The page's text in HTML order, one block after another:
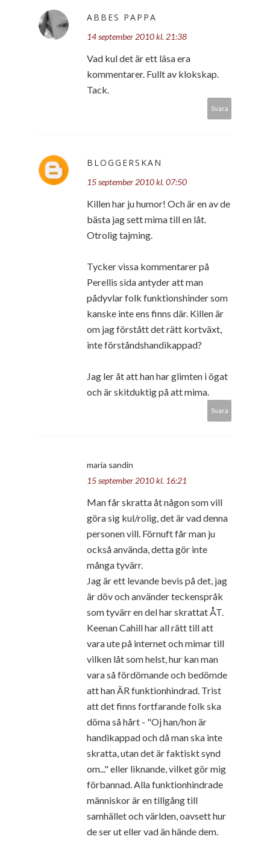
ABBES PAPPA
14 september 2010 kl. 21:38
Vad kul det är ett läsa era
kommentarer. Fullt av klokskap.
Tack.
Svara
BLOGGERSKAN
15 september 2010 kl. 07:50
Killen har ju humor! Och är en av de
bästa jag sett mima till en låt.
Otrolig tajming.
Tycker vissa kommentarer på
Perellis sida antyder att man
pådyvlar folk funktionshinder som
kanske inte ens finns där. Killen är
om jag förstått det rätt kortväxt,
inte förståndshandikappad?
Jag ler åt att han har glimten i ögat
och är skitduktig på att mima.
Svara
maria sandin
15 september 2010 kl. 16:21
Man får skratta åt någon som vill
göra sig kul/rolig, det är vad denna
personen vill. Förnuft får man ju
också använda, detta gör inte
många tyvärr.
Jag är ett levande bevis på det, jag
är döv och använder teckenspråk
som tyvärr en del har skrattat ÅT.
Keenan Cahill har all rätt till att
vara ute på internet och mimar till
vilken låt som helst, hur kan man
vara så fördömande och bedömde
att han ÄR funktionhindrad. Trist
att det finns fortfarande folk ska
döma så hårt - "Oj han/hon är
handikappad och då man ska inte
skratta, utan det är faktiskt synd
om..." eller liknande, vilket gör mig
förbannad. Alla funktionhindrade
människor är en tillgång till
samhället och världen, oavsett hur
de ser ut eller vad än hände dem.